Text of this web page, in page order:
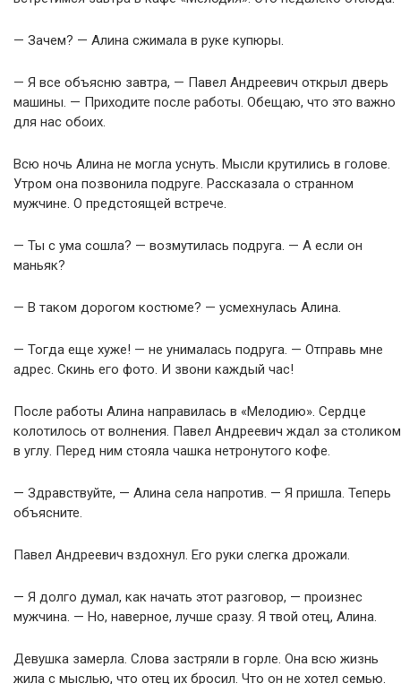
— Зачем? — Алина сжимала в руке купюры.
— Я все объясню завтра, — Павел Андреевич открыл дверь
машины. — Приходите после работы. Обещаю, что это важно
для нас обоих.
Всю ночь Алина не могла уснуть. Мысли крутились в голове.
Утром она позвонила подруге. Рассказала о странном
мужчине. О предстоящей встрече.
— Ты с ума сошла? — возмутилась подруга. — А если он
маньяк?
— В таком дорогом костюме? — усмехнулась Алина.
— Тогда еще хуже! — не унималась подруга. — Отправь мне
адрес. Скинь его фото. И звони каждый час!
После работы Алина направилась в «Мелодию». Сердце
колотилось от волнения. Павел Андреевич ждал за столиком
в углу. Перед ним стояла чашка нетронутого кофе.
— Здравствуйте, — Алина села напротив. — Я пришла. Теперь
объясните.
Павел Андреевич вздохнул. Его руки слегка дрожали.
— Я долго думал, как начать этот разговор, — произнес
мужчина. — Но, наверное, лучше сразу. Я твой отец, Алина.
Девушка замерла. Слова застряли в горле. Она всю жизнь
жила с мыслью, что отец их бросил. Что он не хотел семью.